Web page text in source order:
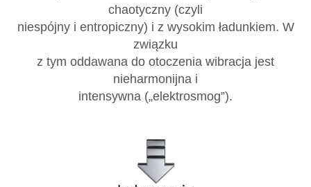
chaotyczny (czyli
niespójny i entropiczny) i z wysokim ładunkiem. W
związku
z tym oddawana do otoczenia wibracja jest
nieharmonijna i
intensywna („elektrosmog”).